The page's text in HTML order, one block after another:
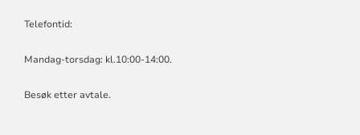
Telefontid:
Mandag-torsdag: kl.10:00-14:00.
Besøk etter avtale.